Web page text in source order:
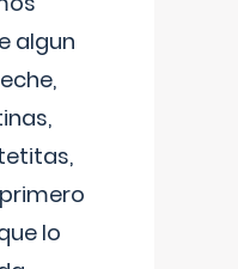
algun
lo